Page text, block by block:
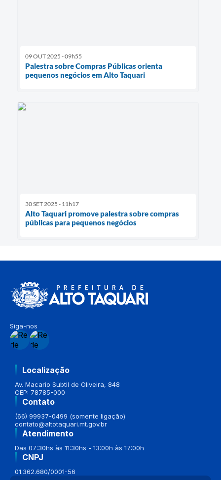
09 OUT 2025 - 09h55
Palestra sobre Compras Públicas orienta
pequenos negócios em Alto Taquari
30 SET 2025 - 11h17
Alto Taquari promove palestra sobre compras
públicas para pequenos negócios
Siga-nos
Localização
Av. Macario Subtil de Oliveira, 848
CEP: 78785-000
Contato
(66) 99937-0499 (somente ligação)
contato@altotaquari.mt.gov.br
Atendimento
Das 07:30hs às 11:30hs - 13:00h às 17:00h
CNPJ
01.362.680/0001-56